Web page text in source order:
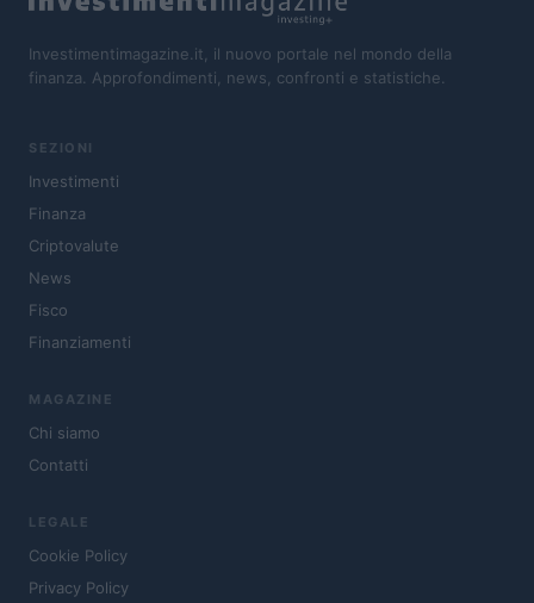
Investimentimagazine.it, il nuovo portale nel mondo della
finanza. Approfondimenti, news, confronti e statistiche.
SEZIONI
Investimenti
Finanza
Criptovalute
News
Fisco
Finanziamenti
MAGAZINE
Chi siamo
Contatti
LEGALE
Cookie Policy
Privacy Policy